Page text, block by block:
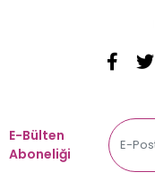
E-Bülten
Aboneliği